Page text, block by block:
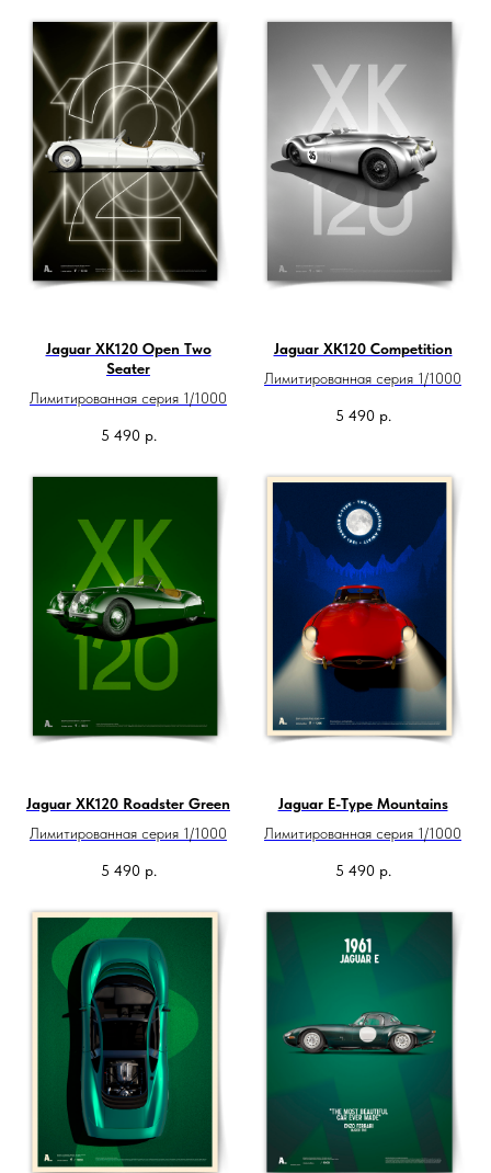
Jaguar XK120 Open Two
Seater
Лимитированная серия 1/1000
5 490 р.
Jaguar XK120 Competition
Лимитированная серия 1/1000
5 490 р.
Jaguar XK120 Roadster Green
Лимитированная серия 1/1000
5 490 р.
Jaguar E-Type Mountains
Лимитированная серия 1/1000
5 490 р.